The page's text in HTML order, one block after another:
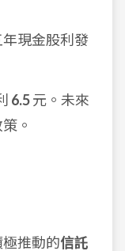
現金股利發
6.5元。未來
。
極推動的信託